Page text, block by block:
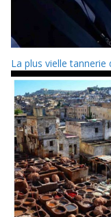
La plus vielle